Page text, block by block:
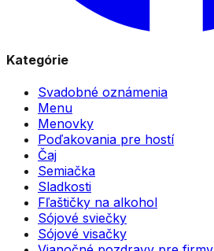
Kategórie
Svadobné oznámenia
Menu
Menovky
Poďakovania pre hostí
Čaj
Semiačka
Sladkosti
Fľaštičky na alkohol
Sójové sviečky
Sójové visačky